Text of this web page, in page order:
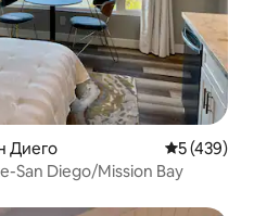
Диего Просечна
5 (439)
San Diego/Mission Bay